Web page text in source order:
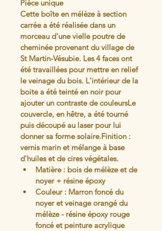
Pièce unique
Cette boîte en mélèze à section
carrée a été réalisée dans un
morceau d'une vielle poutre de
cheminée provenant du village de
St Martin-Vésubie. Les 4 faces ont
été travaillées pour mettre en relief
le veinage du bois. L'intérieur de la
boite a été teinté en noir pour
ajouter un contraste de couleursLe
couvercle, en hêtre, a été tourné
puis découpé au laser pour lui
donner sa forme solaire.Finition :
vernis marin et mélange à base
d'huiles et de cires végétales.
Matière : bois de mélèze et de
noyer + résine époxy
Couleur : Marron foncé du
noyer et veinage orangé du
mélèze - résine époxy rouge
foncé et peinture acrylique